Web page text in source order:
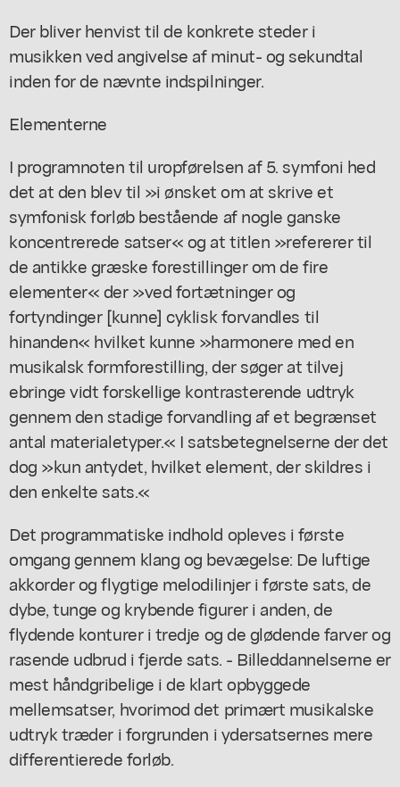
Der bliver henvist til de konkrete steder i
musikken ved angivelse af minut- og sekundtal
inden for de nævnte indspilninger.
Elementerne
I programnoten til uropførelsen af 5. symfoni hed
det at den blev til »i ønsket om at skrive et
symfonisk forløb bestående af nogle ganske
koncentrerede satser« og at titlen »refererer til
de antikke græske forestillinger om de fire
elementer« der »ved fortætninger og
fortyndinger [kunne] cyklisk forvandles til
hinanden« hvilket kunne »harmonere med en
musikalsk formforestilling, der søger at tilvej
ebringe vidt forskellige kontrasterende udtryk
gennem den stadige forvandling af et begrænset
antal materialetyper.« I satsbetegnelserne der det
dog »kun antydet, hvilket element, der skildres i
den enkelte sats.«
Det programmatiske indhold opleves i første
omgang gennem klang og bevægelse: De luftige
akkorder og flygtige melodilinjer i første sats, de
dybe, tunge og krybende figurer i anden, de
flydende konturer i tredje og de glødende farver og
rasende udbrud i fjerde sats. - Billeddannelserne er
mest håndgribelige i de klart opbyggede
mellemsatser, hvorimod det primært musikalske
udtryk træder i forgrunden i ydersatsernes mere
differentierede forløb.